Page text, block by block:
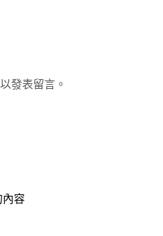
以發表留言。
內容